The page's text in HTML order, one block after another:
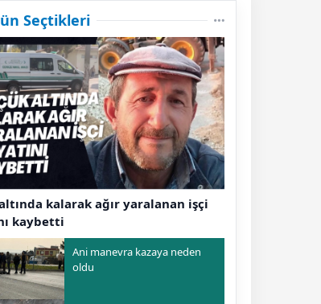
Seçtikleri
kalarak ağır yaralanan işçi
kaybetti
Ani manevra kazaya neden
oldu